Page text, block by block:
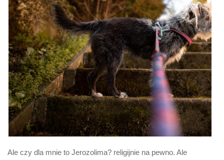
Ale czy dla mnie to Jerozolima? religijnie na pewno. Ale